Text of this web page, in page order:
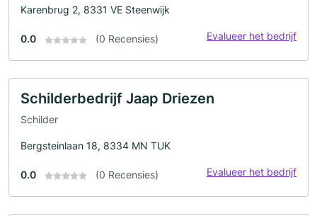
Karenbrug 2, 8331 VE Steenwijk
0.0 (0 Recensies) Evalueer het bedrijf
Schilderbedrijf Jaap Driezen
Schilder
Bergsteinlaan 18, 8334 MN TUK
0.0 (0 Recensies) Evalueer het bedrijf